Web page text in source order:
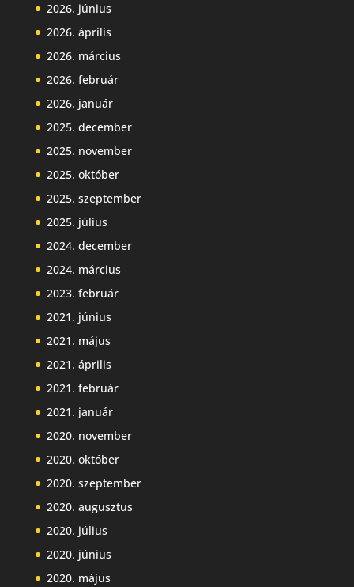
2026. június
2026. április
2026. március
2026. február
2026. január
2025. december
2025. november
2025. október
2025. szeptember
2025. július
2024. december
2024. március
2023. február
2021. június
2021. május
2021. április
2021. február
2021. január
2020. november
2020. október
2020. szeptember
2020. augusztus
2020. július
2020. június
2020. május